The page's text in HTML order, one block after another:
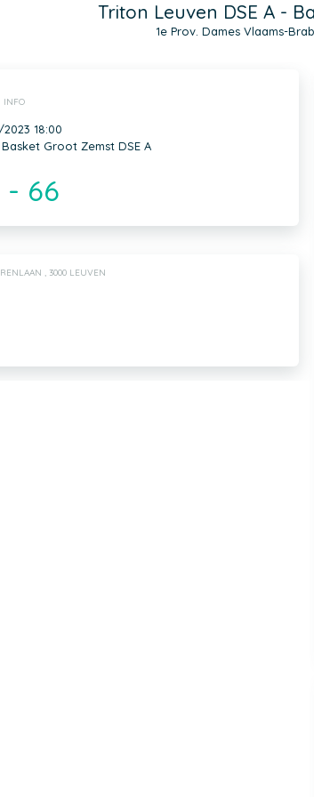
Triton Leuven DSE A -
1e Prov. Dames Vlaams-
INFO
18:00
Groot Zemst DSE A
- 66
, 3000 LEUVEN